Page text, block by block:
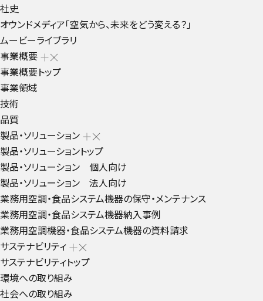
社史
オウンドメディア「空気から、未来をどう変える？」
ムービーライブラリ
事業概要
事業概要トップ
事業領域
技術
品質
製品・ソリューション
製品・ソリューショントップ
製品・ソリューション 個人向け
製品・ソリューション 法人向け
業務用空調・食品システム機器の保守・メンテナンス
業務用空調・食品システム機器納入事例
業務用空調機器・食品システム機器の資料請求
サステナビリティ
サステナビリティトップ
環境への取り組み
社会への取り組み